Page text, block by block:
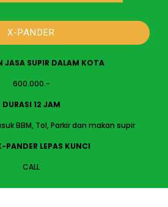
X-PANDER
JASA SUPIR DALAM KOTA
600.000.-
DURASI 12 JAM
BBM, Tol, Parkir dan makan supir
PANDER LEPAS KUNCI
CALL